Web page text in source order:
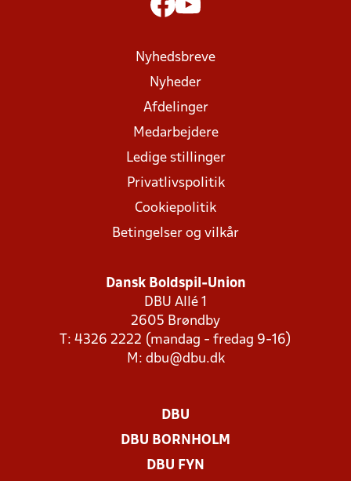
Nyhedsbreve
Nyheder
Afdelinger
Medarbejdere
Ledige stillinger
Privatlivspolitik
Cookiepolitik
Betingelser og vilkår
Dansk Boldspil-Union
DBU Allé 1
2605 Brøndby
T: 4326 2222 (mandag - fredag 9-16)
M: dbu@dbu.dk
DBU
DBU BORNHOLM
DBU FYN